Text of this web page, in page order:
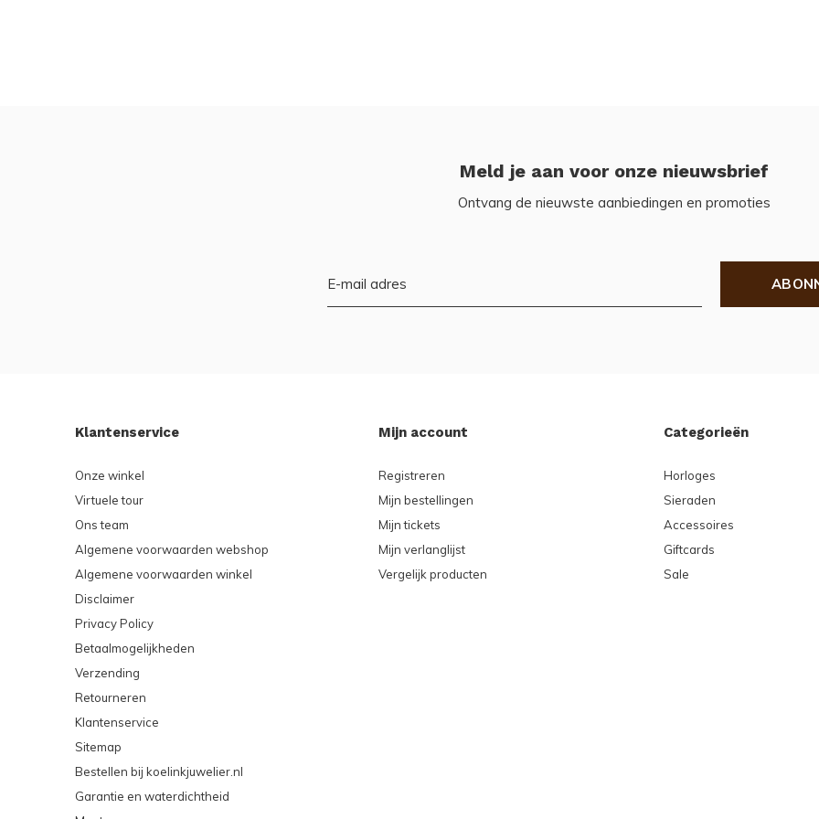
Meld je aan voor onze nieuwsbrief
Ontvang de nieuwste aanbiedingen en promoties
Klantenservice
Onze winkel
Virtuele tour
Ons team
Algemene voorwaarden webshop
Algemene voorwaarden winkel
Disclaimer
Privacy Policy
Betaalmogelijkheden
Verzending
Retourneren
Klantenservice
Sitemap
Bestellen bij koelinkjuwelier.nl
Garantie en waterdichtheid
Mijn account
Registreren
Mijn bestellingen
Mijn tickets
Mijn verlanglijst
Vergelijk producten
Categorieën
Horloges
Sieraden
Accessoires
Giftcards
Sale